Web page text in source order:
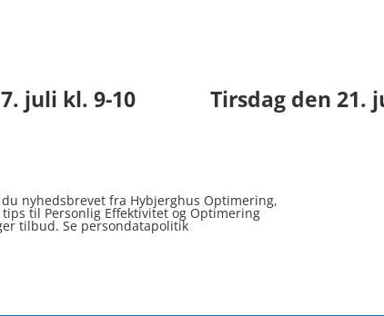
juli kl. 9-10 Tirsdag den 21.
nyhedsbrevet fra Hybjerghus Optimering,
til Personlig Effektivitet og Optimering
tilbud. Se persondatapolitik